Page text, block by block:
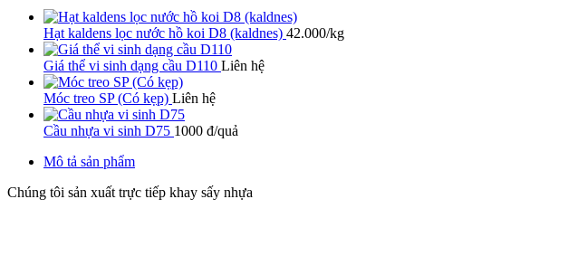
Hạt kaldens lọc nước hồ koi D8 (kaldnes) 42.000/kg
Giá thể vi sinh dạng cầu D110 Liên hệ
Móc treo SP (Có kẹp) Liên hệ
Cầu nhựa vi sinh D75 1000 đ/quả
Mô tả sản phẩm
Chúng tôi sản xuất trực tiếp khay sấy nhựa